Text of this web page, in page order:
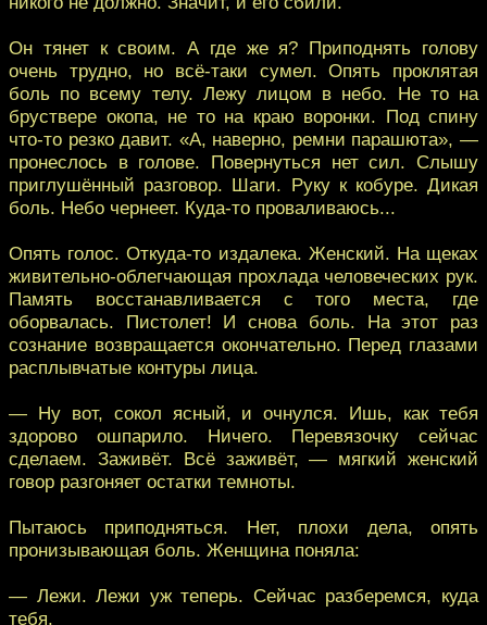
Он тянет к своим. А где же я? Приподнять голову
очень трудно, но всё-таки сумел. Опять проклятая
боль по всему телу. Лежу лицом в небо. Не то на
бруствере окопа, не то на краю воронки. Под спину
что-то резко давит. «А, наверно, ремни парашюта», —
пронеслось в голове. Повернуться нет сил. Слышу
приглушённый разговор. Шаги. Руку к кобуре. Дикая
боль. Небо чернеет. Куда-то проваливаюсь...
Опять голос. Откуда-то издалека. Женский. На щеках
живительно-облегчающая прохлада человеческих рук.
Память восстанавливается с того места, где
оборвалась. Пистолет! И снова боль. На этот раз
сознание возвращается окончательно. Перед глазами
расплывчатые контуры лица.
— Ну вот, сокол ясный, и очнулся. Ишь, как тебя
здорово ошпарило. Ничего. Перевязочку сейчас
сделаем. Заживёт. Всё заживёт, — мягкий женский
говор разгоняет остатки темноты.
Пытаюсь приподняться. Нет, плохи дела, опять
пронизывающая боль. Женщина поняла:
— Лежи. Лежи уж теперь. Сейчас разберемся, куда
тебя.